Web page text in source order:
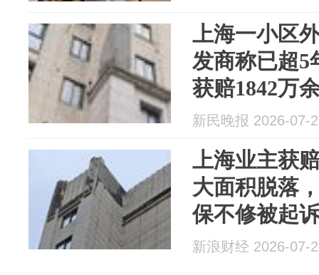
上海一小区
发商称已超5
获赔1842万
新民晚报 2026-07-
上海业主获
大面积脱落
保不修被起
新浪财经 2026-07-